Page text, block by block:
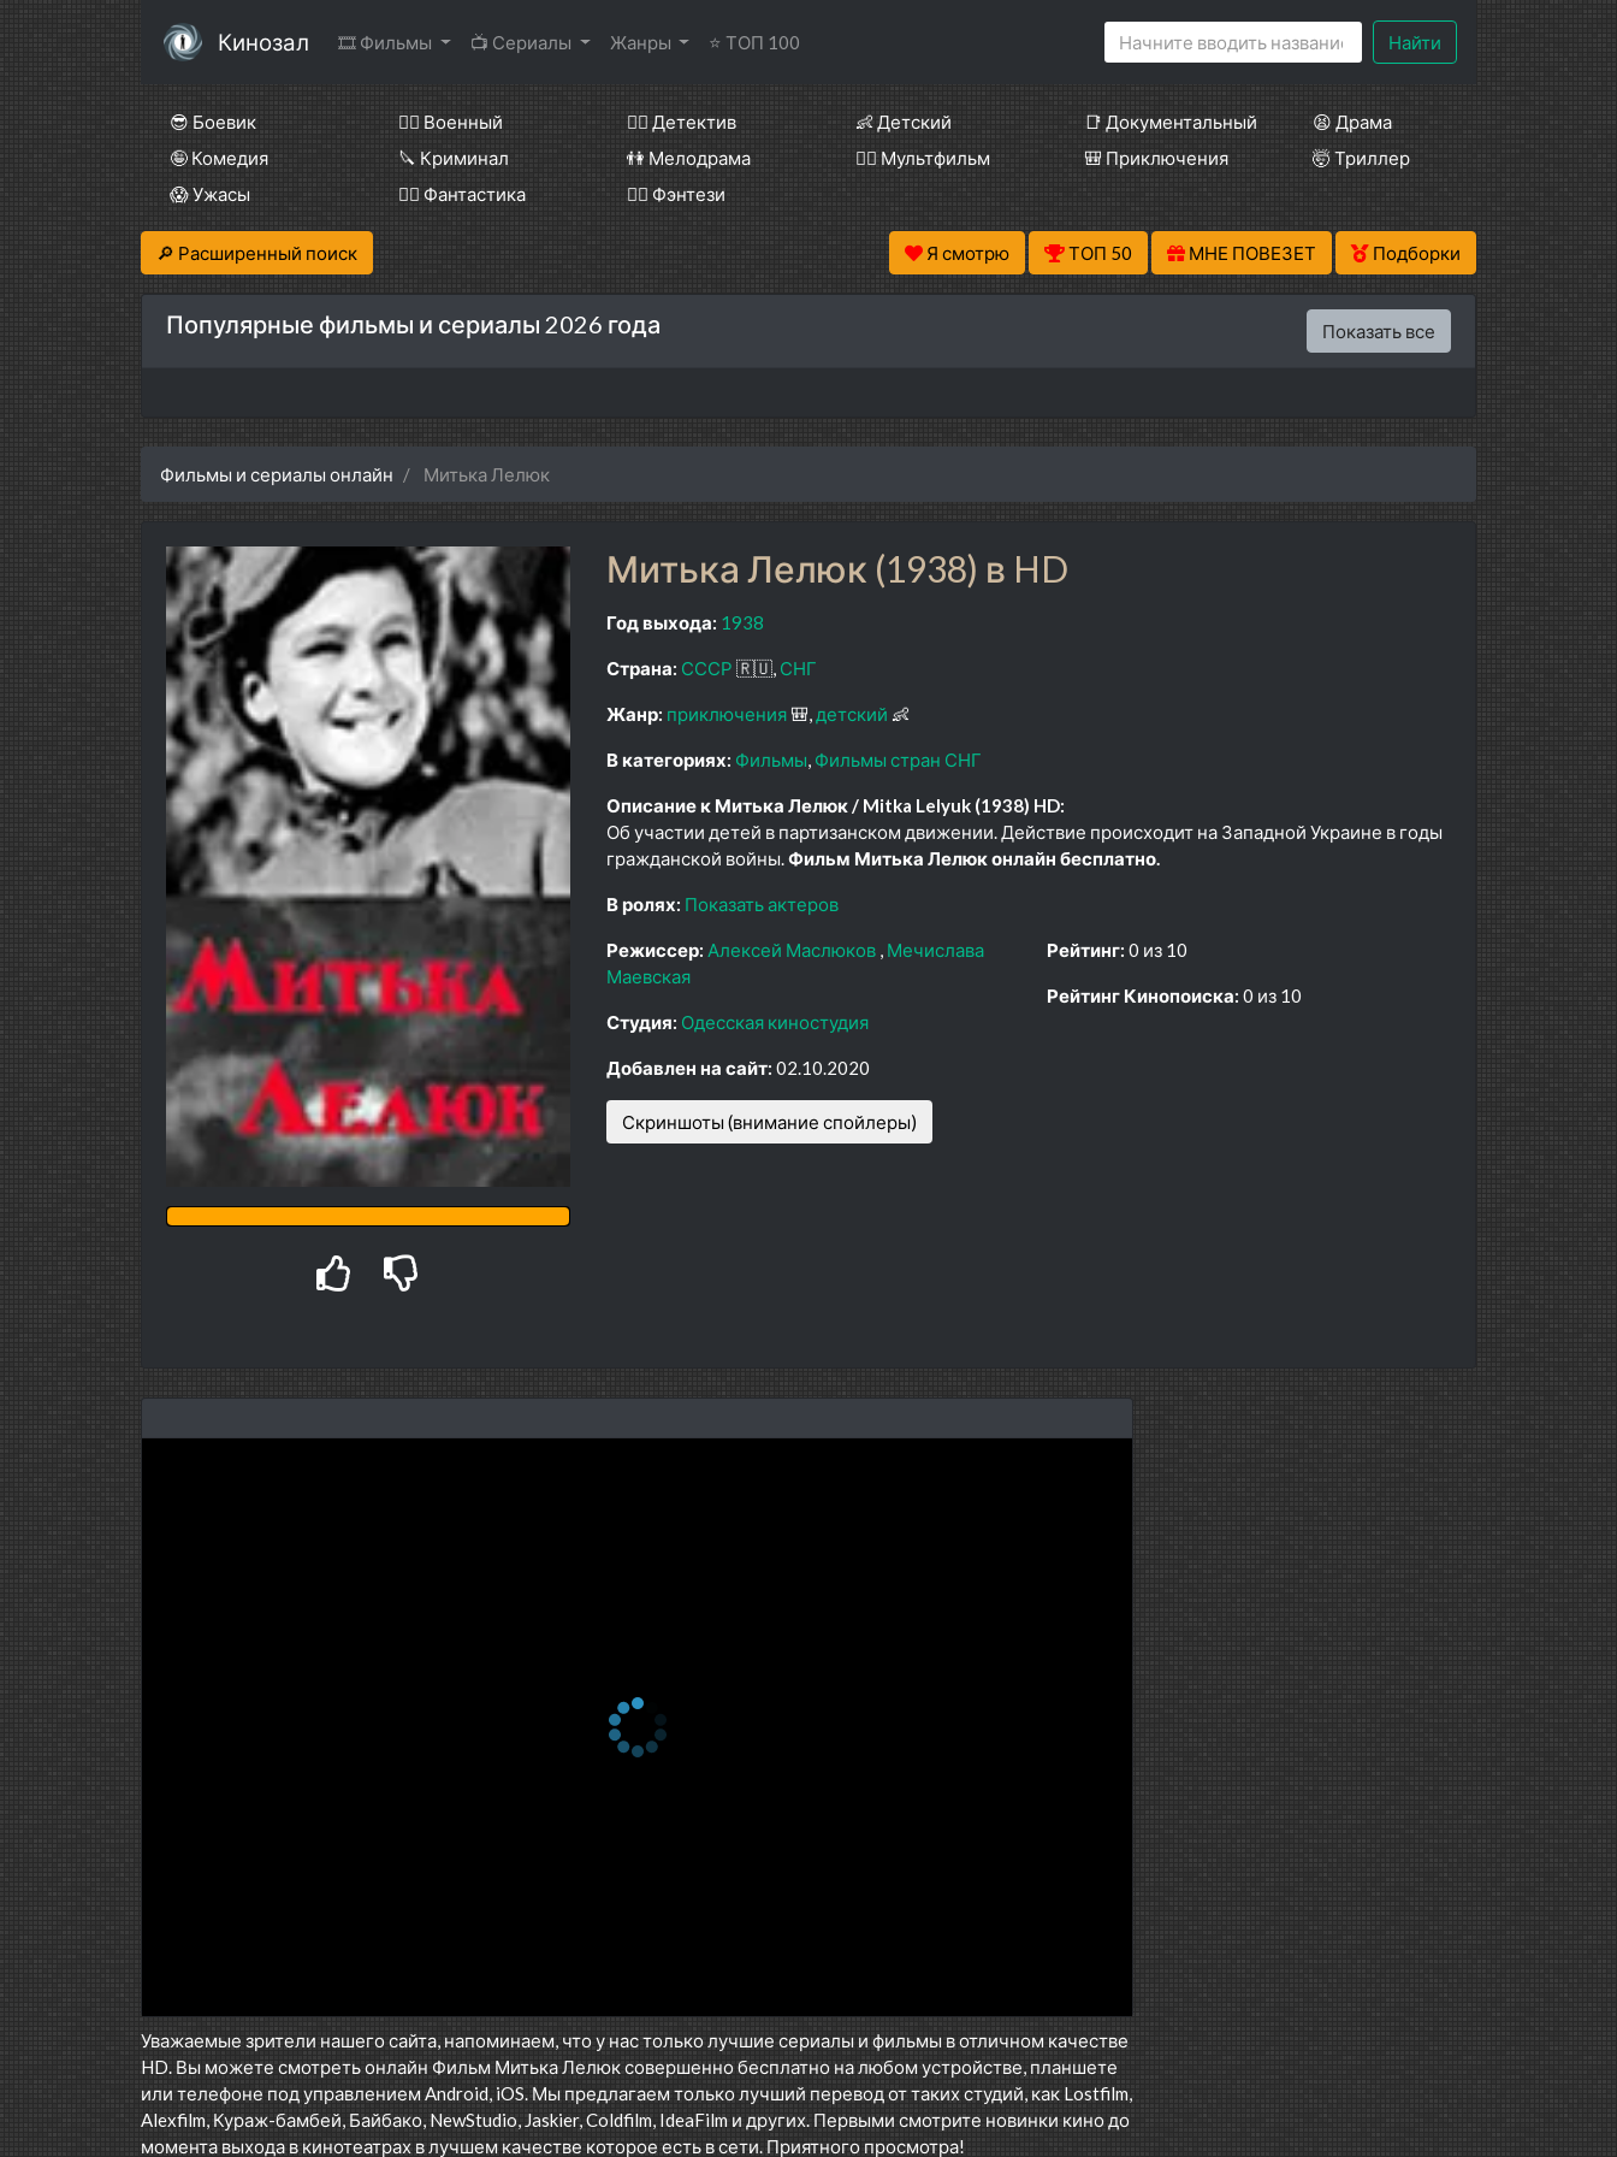
Кинозал 🎞 Фильмы 📺 Сериалы Жанры ⭐ ТОП 100 Найти
😎 Боевик 👨‍✈️ Военный 🕵️‍♂️ Детектив 👶 Детский 📑 Документальный
😫 Драма
🤪 Комедия
🔪 Криминал 👫 Мелодрама 🧚‍♀️ Мультфильм 🎒 Приключения
🤯 Триллер
😱 Ужасы
🧙‍♀️ Фантастика 🧝‍♂️ Фэнтези
🔎 Расширенный поиск Я смотрю ТОП 50 МНЕ ПОВЕЗЕТ Подборки
Популярные фильмы и сериалы 2026 года Показать все
Фильмы и сериалы онлайн Митька Лелюк
Митька Лелюк (1938) в HD
Год выхода: 1938
Страна: СССР 🇷🇺 СНГ
Жанр: приключения 🎒 детский 👶
В категориях: Фильмы Фильмы стран СНГ
Описание к Митька Лелюк / Mitka Lelyuk (1938) HD:
Об участии детей в партизанском движении. Действие происходит на Западной Украине в годы
гражданской войны.Фильм Митька Лелюк онлайн бесплатно.
В ролях: Показать актеров
Режиссер: Алексей Маслюков Мечислава
Маевская
Студия: Одесская киностудия
Рейтинг: 0 из 10
Рейтинг Кинопоиска: 0 из 10
Добавлен на сайт: 02.10.2020
Скриншоты (внимание спойлеры)
Уважаемые зрители нашего сайта, напоминаем, что у нас только лучшие сериалы и фильмы в отличном качестве
HD. Вы можете смотреть онлайн Фильм Митька Лелюк совершенно бесплатно на любом устройстве, планшете
или телефоне под управлением Android, iOS. Мы предлагаем только лучший перевод от таких студий, как Lostfilm,
Alexfilm, Кураж-бамбей, Байбако, NewStudio, Jaskier, Coldfilm, IdeaFilm и других. Первыми смотрите новинки кино до
момента выхода в кинотеатрах в лучшем качестве которое есть в сети. Приятного просмотра!